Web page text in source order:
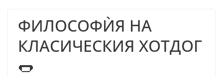
ФИЛОСОФЍЯ НА
КЛАСИЧЕСКИЯ ХОТДОГ
🌭